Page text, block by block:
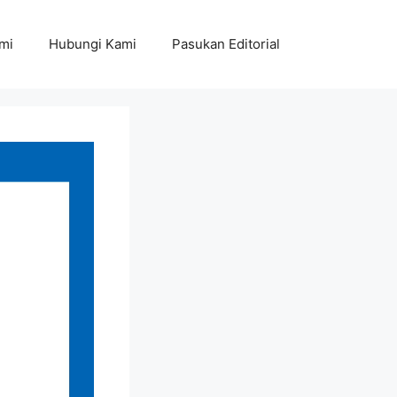
Hubungi Kami Pasukan Editorial